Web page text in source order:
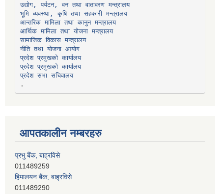
उद्योग, पर्यटन, वन तथा वातावरण मन्त्रालय
भूमि व्यवस्था, कृषि तथा सहकारी मन्त्रालय
आन्तरिक मामिला तथा कानुन मन्त्रालय
आर्थिक मामिला तथा योजना मन्त्रालय
सामाजिक विकास मन्त्रालय
नीति तथा योजना आयोग
प्रदेश प्रमुखको कार्यालय
प्रदेश प्रमुखको कार्यालय
प्रदेश सभा सचिवालय
आपतकालीन नम्बरहरु
हिमालयन बैंक, बाह्रविसे
011489290
लक्ष्मी बैंक, चाैतारा
011620404